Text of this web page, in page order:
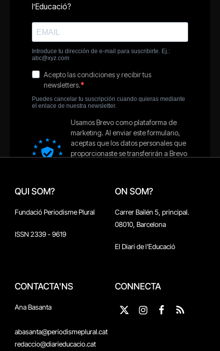
QUI SOM?
Fundació Periodisme Plural
ISSN 2339 - 9619
ON SOM?
Carrer Bailén 5, principal.
08010, Barcelona
El Diari de l'Educació
CONTACTA'NS
Ana Basanta
abasanta@periodismeplural.cat
redaccio@diarieducacio.cat
CONNECTA
X
Instagram
Facebook
RSS